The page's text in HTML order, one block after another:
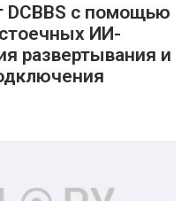
DCBBS с помощью
ИИ-
развертывания и